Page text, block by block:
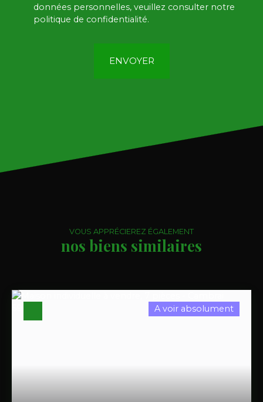
données personnelles, veuillez consulter notre
politique de confidentialité.
ENVOYER
VOUS APPRÉCIEREZ ÉGALEMENT
nos biens similaires
A voir absolument